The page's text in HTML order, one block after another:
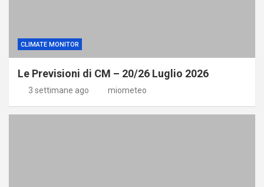
CLIMATE MONITOR
Le Previsioni di CM – 20/26 Luglio 2026
3 settimane ago miometeo